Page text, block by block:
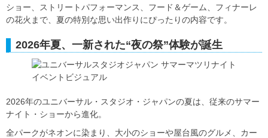
ショー、ストリートパフォーマンス、フード＆ゲーム、フィナーレ
の花火まで、夏の特別な思い出作りにぴったりの内容です。
2026年夏、一新された“夜の祭”体験が誕生
2026年のユニバーサル・スタジオ・ジャパンの夏は、従来のサマー
ナイト・ショーから進化。
全パークがネオンに染まり、大小のショーや屋台風のグルメ、カー